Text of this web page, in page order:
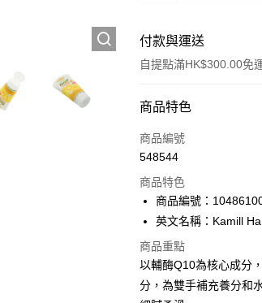
付款與運送
自提點滿HK$300.00免
付款方式
信用卡
AlipayHK
PayMe
WeChat Pay
BoC Pay
商品特色
商品編號
548544
商品特色
商品編號：
英文名稱：Kamill
商品重點
以輔酶Q10為核心成分
分，為雙手補充養分和